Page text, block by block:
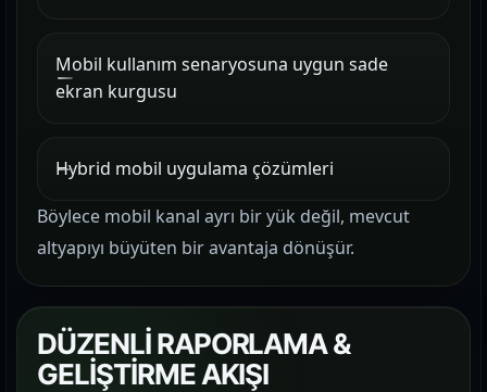
Mobil kullanım senaryosuna uygun sade
ekran kurgusu
Hybrid mobil uygulama çözümleri
Böylece mobil kanal ayrı bir yük değil, mevcut
altyapıyı büyüten bir avantaja dönüşür.
DÜZENLİ RAPORLAMA &
GELİŞTİRME AKIŞI